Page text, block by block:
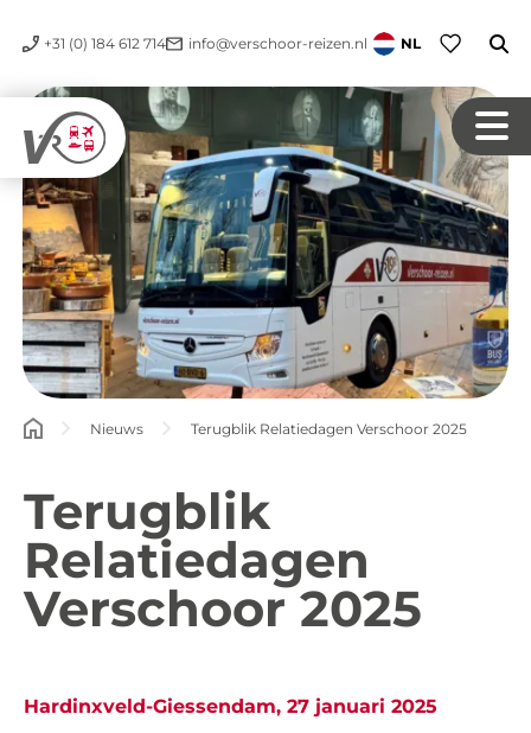
+31 (0) 184 612 714 info@verschoor-reizen.nl NL
Nieuws Terugblik Relatiedagen Verschoor 2025
Terugblik
Relatiedagen
Verschoor 2025
Hardinxveld-Giessendam, 27 januari 2025